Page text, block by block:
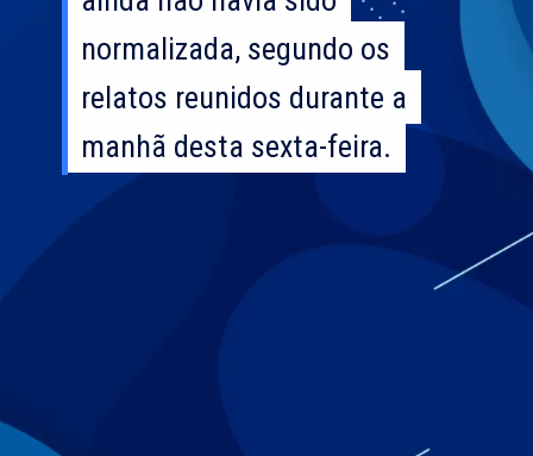
normalizada, segundo os
relatos reunidos durante a
manhã desta sexta-feira.
normalizada, segundo os
relatos reunidos durante a
manhã desta sexta-feira.